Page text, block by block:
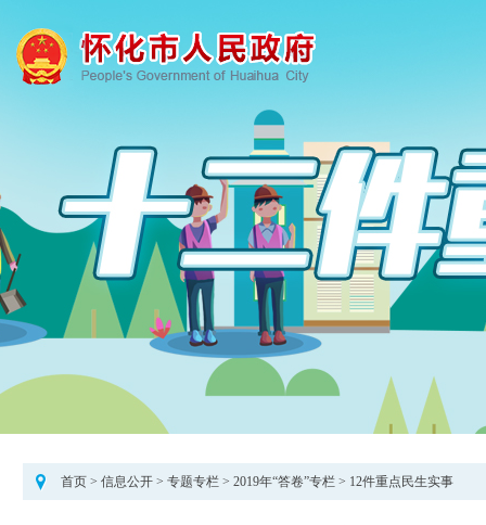
首页> 信息公开> 专题专栏> 2019年“答卷”专栏> 12件重点民生实事